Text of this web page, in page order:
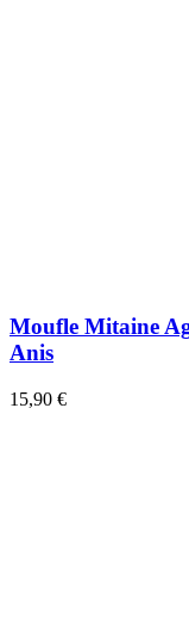
Moufle Mitaine
Anis
15,90 €